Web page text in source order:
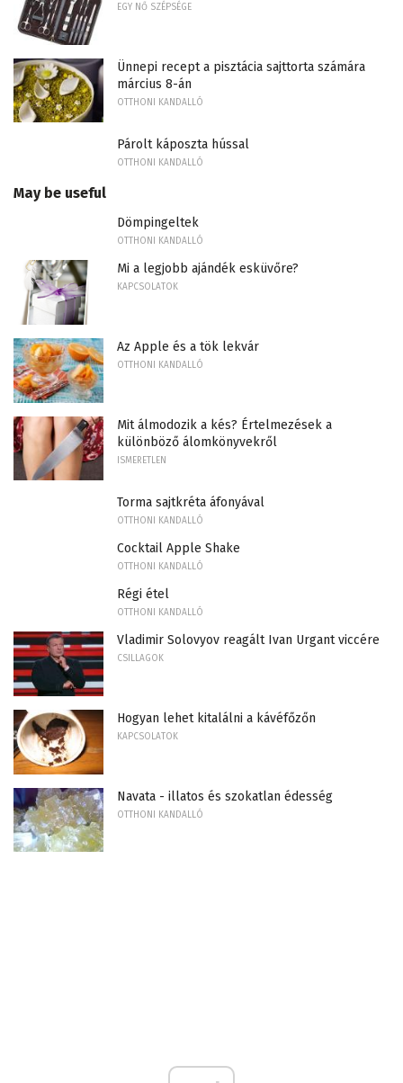
EGY NŐ SZÉPSÉGE
Ünnepi recept a pisztácia sajttorta számára
március 8-án
OTTHONI KANDALLÓ
Párolt káposzta hússal
OTTHONI KANDALLÓ
May be useful
Dömpingeltek
OTTHONI KANDALLÓ
Mi a legjobb ajándék esküvőre?
KAPCSOLATOK
Az Apple és a tök lekvár
OTTHONI KANDALLÓ
Mit álmodozik a kés? Értelmezések a
különböző álomkönyvekről
ISMERETLEN
Torma sajtkréta áfonyával
OTTHONI KANDALLÓ
Cocktail Apple Shake
OTTHONI KANDALLÓ
Régi étel
OTTHONI KANDALLÓ
Vladimir Solovyov reagált Ivan Urgant viccére
CSILLAGOK
Hogyan lehet kitalálni a kávéfőzőn
KAPCSOLATOK
Navata - illatos és szokatlan édesség
OTTHONI KANDALLÓ